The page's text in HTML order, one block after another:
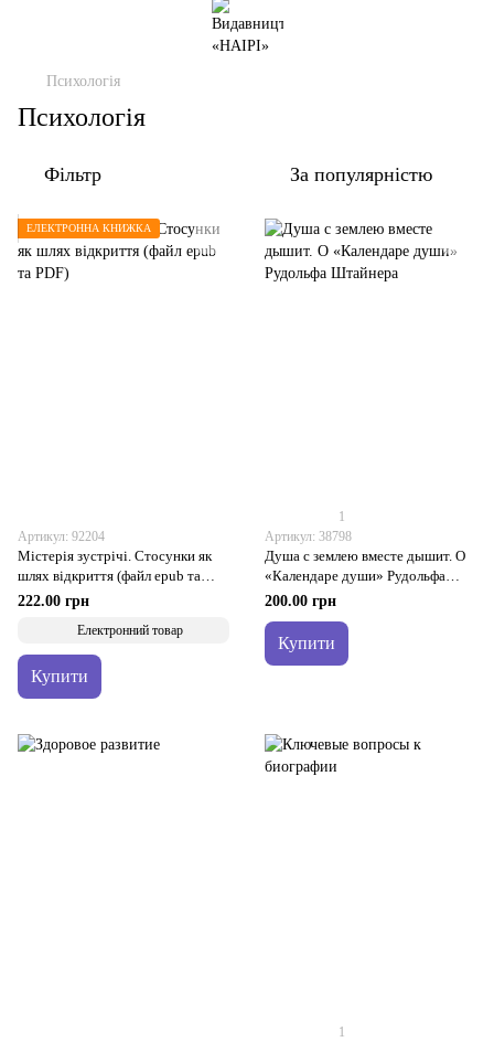
Психологія
Психологія
Фільтр За популярністю
ЕЛЕКТРОННА КНИЖКА
Артикул: 92204
Містерія зустрічі. Стосунки як
шлях відкриття (файл epub та
PDF)
222.00 грн
Електронний товар
Купити
1
Артикул: 38798
Душа с землею вместе дышит. О
«Календаре души» Рудольфа
Штайнера
200.00 грн
Купити
1